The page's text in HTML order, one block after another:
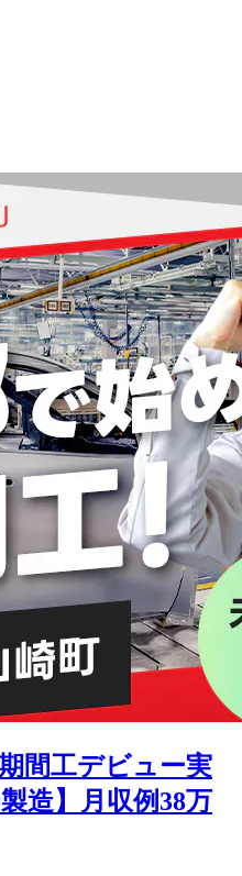
間工デビュー実
造】月収例38万